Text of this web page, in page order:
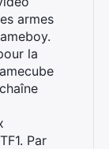
armes
la
Par